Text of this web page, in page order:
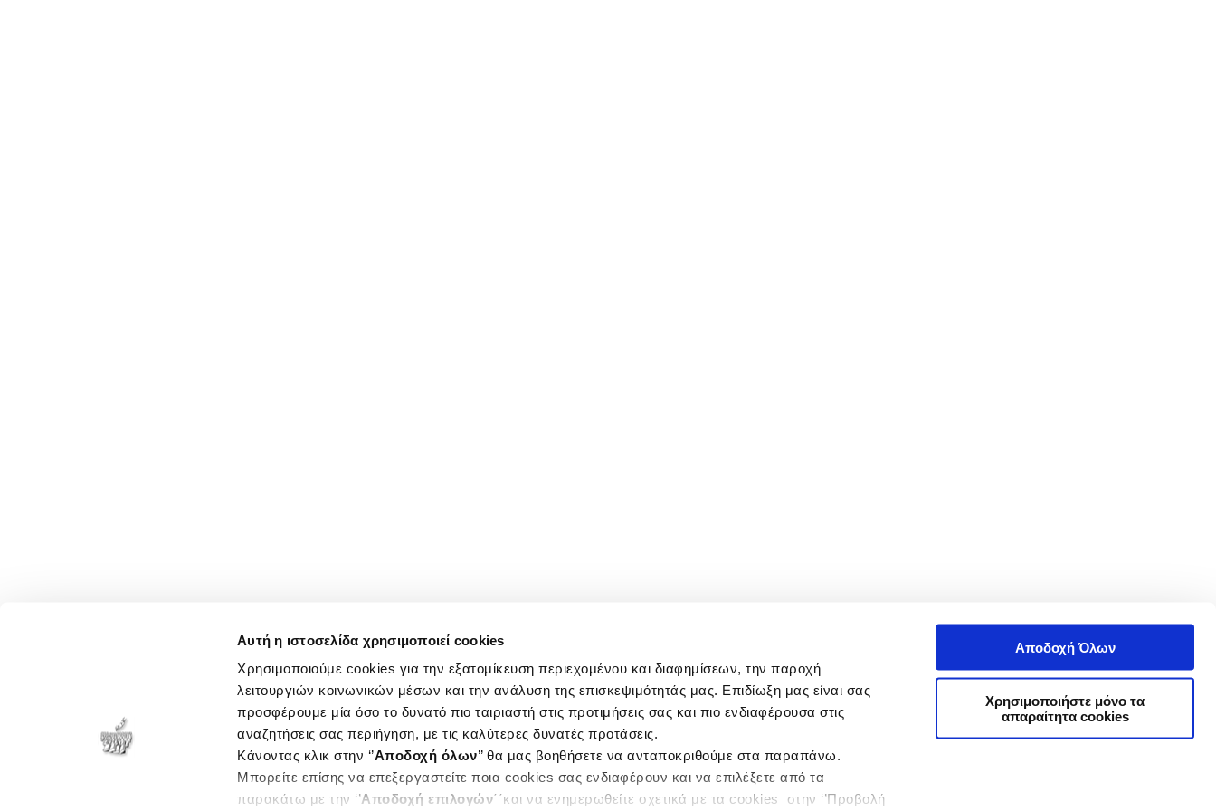
Αυτή η ιστοσελίδα χρησιμοποιεί cookies
Χρησιμοποιούμε cookies για την εξατομίκευση περιεχομένου και διαφημίσεων, την παροχή
λειτουργιών κοινωνικών μέσων και την ανάλυση της επισκεψιμότητάς μας. Επιδίωξη μας είναι σας
προσφέρουμε μία όσο το δυνατό πιο ταιριαστή στις προτιμήσεις σας και πιο ενδιαφέρουσα στις
αναζητήσεις σας περιήγηση, με τις καλύτερες δυνατές προτάσεις.
Κάνοντας κλικ στην ‘’Αποδοχή όλων’’ θα μας βοηθήσετε να ανταποκριθούμε στα παραπάνω.
Μπορείτε επίσης να επεξεργαστείτε ποια cookies σας ενδιαφέρουν και να επιλέξετε από τα
παρακάτω με την ‘’Αποδοχή επιλογών΄΄και να ενημερωθείτε σχετικά με τα cookies στην ‘’Προβολή
Αποδοχή Όλων
Χρησιμοποιήστε μόνο τα
απαραίτητα cookies